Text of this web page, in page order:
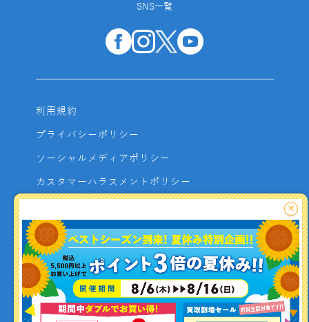
釣り情報を
SNS一覧
利用規約
プライバシーポリシー
ソーシャルメディアポリシー
カスタマーハラスメントポリシー
よくあるご質問
お問い合わせ
利用者資金の保全方法
×